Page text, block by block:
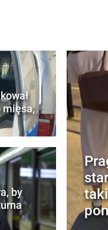
mięsa,
by